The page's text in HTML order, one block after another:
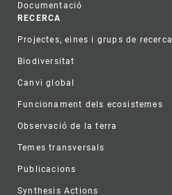
Documentació
RECERCA
Projectes, eines i grups de recerca
Biodiversitat
Canvi global
Funcionament dels ecosistemes
Observació de la terra
Temes transversals
Publicacions
Synthesis Actions